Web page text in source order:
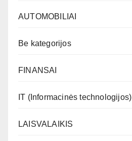
AUTOMOBILIAI
Be kategorijos
FINANSAI
IT (Informacinės technologijos)
LAISVALAIKIS